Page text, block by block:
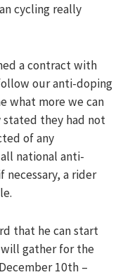
cycling really
a contract with
our anti-doping
what more we can
stated they had not
of any
national anti-
necessary, a rider
that he can start
gather for the
10th –